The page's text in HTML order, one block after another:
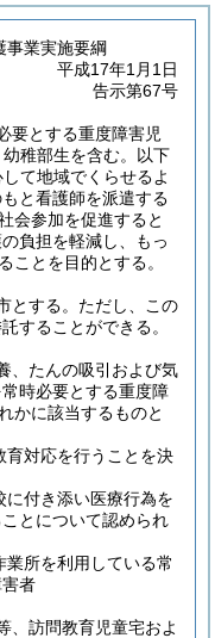
事業実施要綱
平成17年1月1日
告示第67号
要とする重度障害児
稚部生を含む。以下
て地域でくらせるよ
と看護師を派遣する
会参加を促進すると
負担を軽減し、もっ
ことを目的とする。
とする。 ただし、この
することができる。
、たんの吸引および気
時必要とする重度障
かに該当するものと
育対応を行うことを決
付き添い医療行為を
とについて認められ
所を利用している常
者
、訪問教育児童宅およ